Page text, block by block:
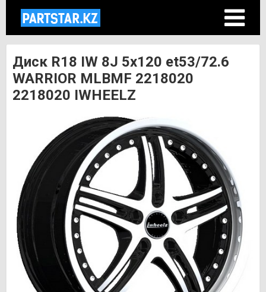
Диск R18 IW 8J 5х120 et53/72.6
WARRIOR MLBMF 2218020
2218020 IWHEELZ